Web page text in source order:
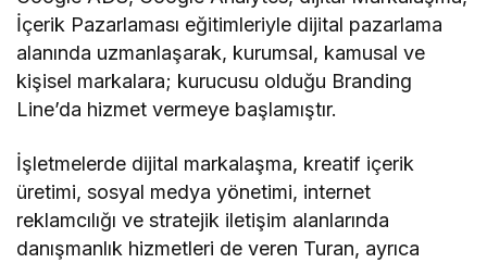
İçerik Pazarlaması eğitimleriyle dijital pazarlama
alanında uzmanlaşarak, kurumsal, kamusal ve
kişisel markalara; kurucusu olduğu Branding
Line’da hizmet vermeye başlamıştır.
İşletmelerde dijital markalaşma, kreatif içerik
üretimi, sosyal medya yönetimi, internet
reklamcılığı ve stratejik iletişim alanlarında
danışmanlık hizmetleri de veren Turan, ayrıca